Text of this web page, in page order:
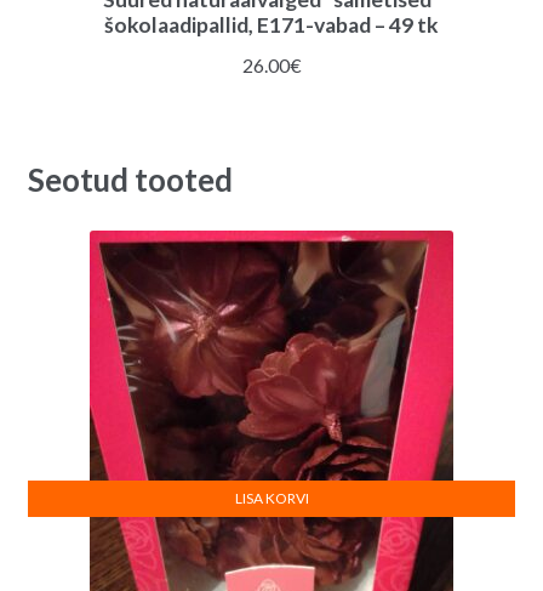
šokolaadipallid, E171-vabad – 49 tk
26.00€
Seotud tooted
LISA KORVI